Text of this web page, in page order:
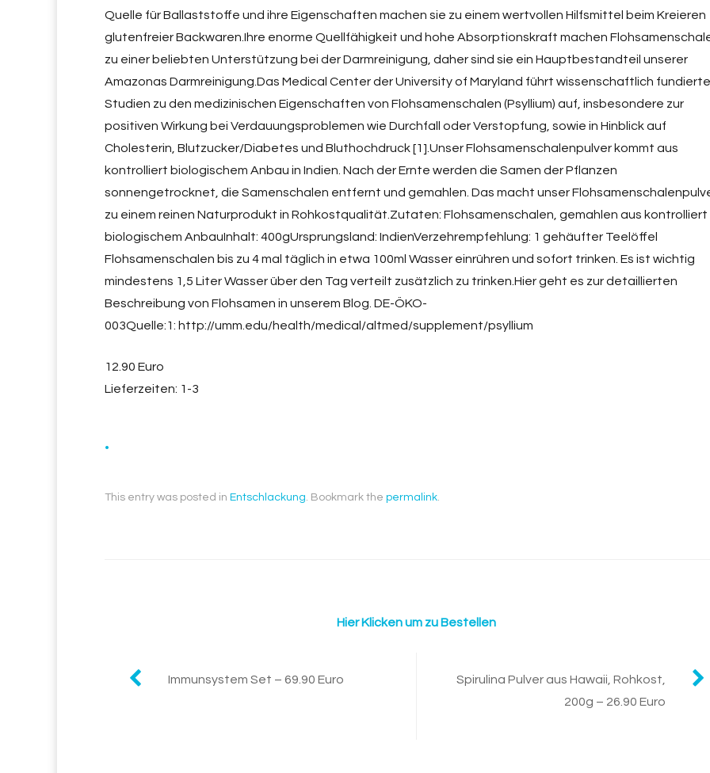
Quelle für Ballaststoffe und ihre Eigenschaften machen sie zu einem wertvollen Hilfsmittel beim Kreieren
glutenfreier Backwaren.Ihre enorme Quellfähigkeit und hohe Absorptionskraft machen
zu einer beliebten Unterstützung bei der Darmreinigung, daher sind sie ein Hauptbestandteil unserer
Amazonas Darmreinigung.Das Medical Center der University of Maryland führt wissenschaftlich fundierte
Studien zu den medizinischen Eigenschaften von Flohsamenschalen (Psyllium) auf, insbesondere zur
positiven Wirkung bei Verdauungsproblemen wie Durchfall oder Verstopfung, sowie in Hinblick auf
Cholesterin, Blutzucker/Diabetes und Bluthochdruck [1].Unser Flohsamenschalenpulver kommt aus
kontrolliert biologischem Anbau in Indien. Nach der Ernte werden die Samen der Pflanzen
sonnengetrocknet, die Samenschalen entfernt und gemahlen. Das macht unser
zu einem reinen Naturprodukt in Rohkostqualität.Zutaten: Flohsamenschalen, gemahlen aus kontrolliert
biologischem AnbauInhalt: 400gUrsprungsland: IndienVerzehrempfehlung: 1 gehäufter Teelöffel
Flohsamenschalen bis zu 4 mal täglich in etwa 100ml Wasser einrühren und sofort trinken. Es ist wichtig
mindestens 1,5 Liter Wasser über den Tag verteilt zusätzlich zu trinken.Hier geht es zur detaillierten
Beschreibung von Flohsamen in unserem Blog. DE-ÖKO-
003Quelle:1: http://umm.edu/health/medical/altmed/supplement/psyllium
12.90 Euro
Lieferzeiten: 1-3
.
This entry was posted in Entschlackung . Bookmark the permalink
Hier Klicken um zu Bestellen
Post
Immunsystem Set – 69.90 Euro
Spirulina Pulver aus Hawaii, Rohkost,
200g – 26.90 Euro